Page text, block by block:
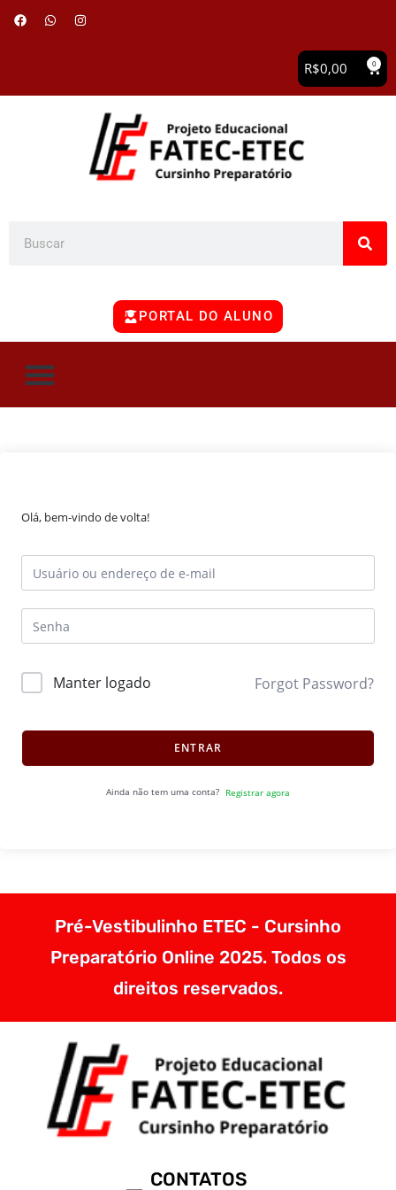
R$0,00 0
PORTAL DO ALUNO
Olá, bem-vindo de volta!
Manter logado Forgot Password?
ENTRAR
Ainda não tem uma conta? Registrar agora
Pré-Vestibulinho ETEC - Cursinho
Preparatório Online 2025. Todos os
direitos reservados.
CONTATOS